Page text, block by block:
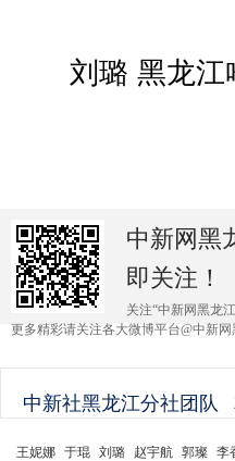
刘璐 黑龙江
中新网黑
即关注！
关注“中新网黑龙
更多精彩请关注各大微博平台@中新网
中新社黑龙江分社团队
王妮娜 于琨 刘璐 赵宇航 郭璨 李